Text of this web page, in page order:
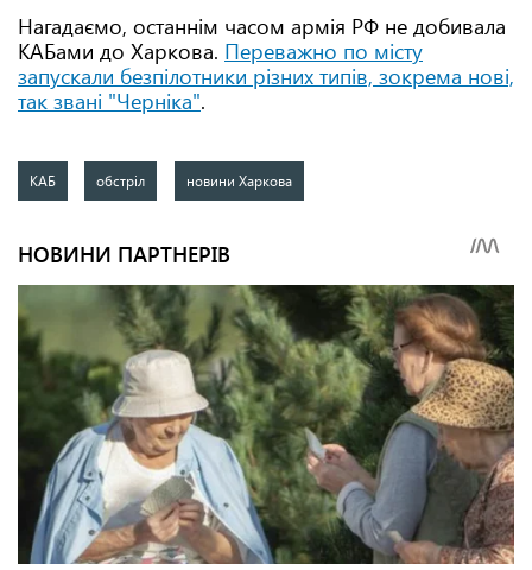
Нагадаємо, останнім часом армія РФ не добивала
КАБами до Харкова. Переважно по місту
запускали безпілотники різних типів, зокрема нові,
так звані "Черніка".
КАБ обстріл новини Харкова